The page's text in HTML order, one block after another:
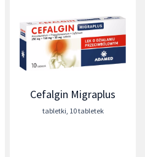
Cefalgin Migraplus
tabletki 10 tabletek